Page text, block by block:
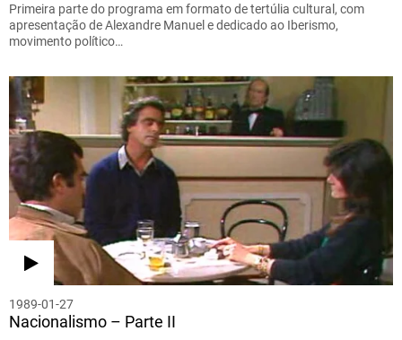
Primeira parte do programa em formato de tertúlia cultural, com
apresentação de Alexandre Manuel e dedicado ao Iberismo,
movimento político…
1989-01-27
Nacionalismo – Parte II